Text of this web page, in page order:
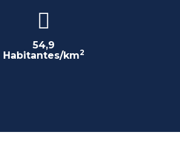
54,9
Habitantes/km2